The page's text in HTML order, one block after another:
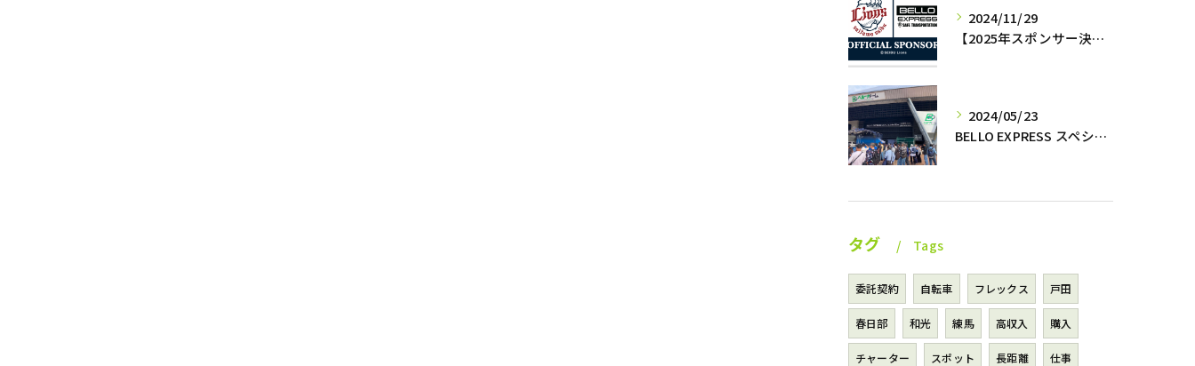
2024/11/29
【2025年スポンサー決定‼️】西武ライオンズ✖️株式会社BELLO
2024/05/23
BELLO EXPRESS スペシャルナイター開催⚾️
タグ Tags
委託契約 自転車 フレックス 戸田
春日部 和光 練馬 高収入 購入
チャーター スポット 長距離 仕事